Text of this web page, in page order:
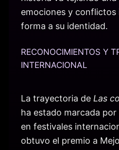
emociones y conflictos
forma a su identidad.
RECONOCIMIENTOS Y
INTERNACIONAL
La trayectoria de Las
ha estado marcada
en festivales
obtuvo el premio a